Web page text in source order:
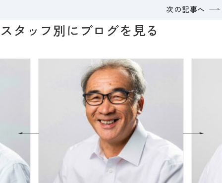
次の記事へ
スタッフ別にブログを見る